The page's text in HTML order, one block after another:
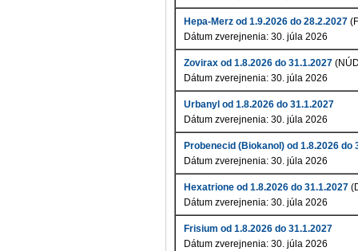
Hepa-Merz od 1.9.2026 do 28.2.2027
Dátum zverejnenia: 30. júla 2026
Zovirax od 1.8.2026 do 31.1.2027
Dátum zverejnenia: 30. júla 2026
Urbanyl od 1.8.2026 do 31.1.2027
Dátum zverejnenia: 30. júla 2026
Probenecid (Biokanol) od 1.8.2026 do
Dátum zverejnenia: 30. júla 2026
Hexatrione od 1.8.2026 do 31.1.2027
Dátum zverejnenia: 30. júla 2026
Frisium od 1.8.2026 do 31.1.2027
Dátum zverejnenia: 30. júla 2026